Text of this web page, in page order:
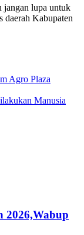
jangan lupa untuk
daerah Kabupaten
Agro Plaza
Manusia
2026,Wabup